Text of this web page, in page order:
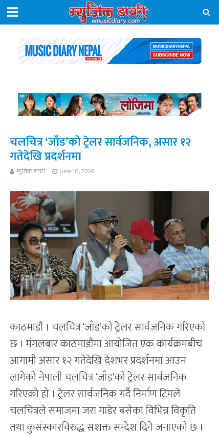
चलचित्र ‘जाँड’को ट्रेलर सार्वजनिक, असार १२
गतेदेखि प्रदर्शनमा
म्युजिक डायरी June 10, 2026
काठमाडौं । चलचित्र ‘जाँड’को ट्रेलर सार्वजनिक गरिएको
छ । मंगलबार काठमाडौंमा आयोजित एक कार्यक्रमबीच
आगामी असार १२ गतेदेखि देशभर प्रदर्शनमा आउन
लागेको नेपाली चलचित्र ‘जाँड’को ट्रेलर सार्वजनिक
गरिएको हो । ट्रेलर सार्वजनिक गर्दै निर्माण टिमले
चलचित्रले समाजमा जरा गाडेर बसेका विभिन्न विकृति
तथा कुसंस्कारविरुद्ध सशक्त सन्देश दिने जनाएको छ ।